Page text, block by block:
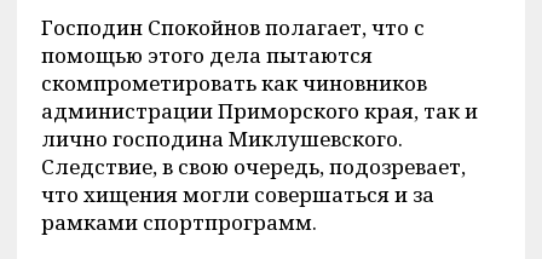
Господин Спокойнов полагает, что с
помощью этого дела пытаются
скомпрометировать как чиновников
администрации Приморского края, так и
лично господина Миклушевского.
Следствие, в свою очередь, подозревает,
что хищения могли совершаться и за
рамками спортпрограмм.